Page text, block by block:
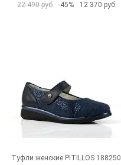
22 490 руб
-45% 12 370 руб
Туфли женские PITILLOS 188250